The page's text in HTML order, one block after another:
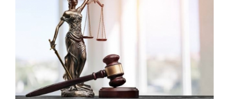
CERTIFICADOS
PORTARIAS
RESOLUÇÕES CONSU